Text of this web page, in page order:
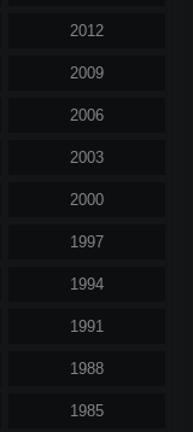
2012
2009
2006
2003
2000
1997
1994
1991
1988
1985